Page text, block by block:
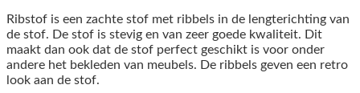
Ribstof is een zachte stof met ribbels in de lengterichting van
de stof. De stof is stevig en van zeer goede kwaliteit. Dit
maakt dan ook dat de stof perfect geschikt is voor onder
andere het bekleden van meubels. De ribbels geven een retro
look aan de stof.